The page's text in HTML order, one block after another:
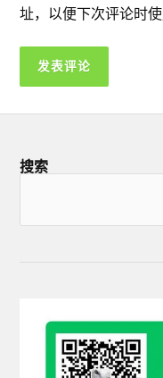
址，以便下次评论时使
搜索